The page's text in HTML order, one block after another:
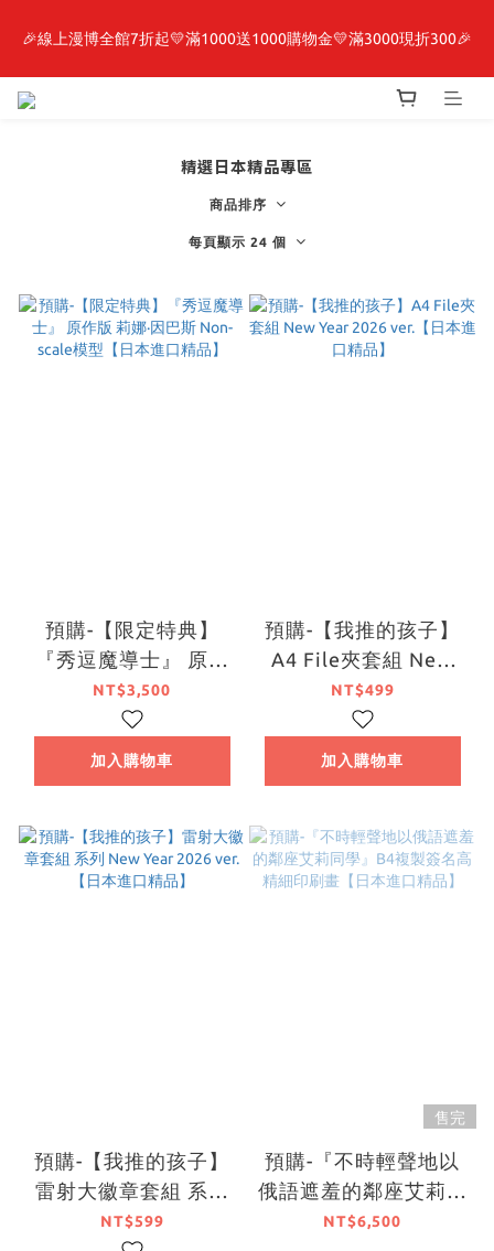
最新開賣🔥「全知讀者視角」 周邊商品
🎉線上漫博全館7折起💛滿1000送1000購物金💛滿3000現折300🎉
【抽籤堂】 影之強者、你又被殺了呢，偵探大人、約會大作戰、
精選日本精品專區
商品排序
每頁顯示 24 個
預購-【限定特典】
『秀逗魔導士』 原作
版 莉娜·因巴斯 Non-
scale模型【日本進口
精品】
NT$3,500
加入購物車
預購-【我推的孩子】
A4 File夾套組 New
Year 2026 ver.【日本
進口精品】
NT$499
加入購物車
預購-【我推的孩子】
雷射大徽章套組 系列
New Year 2026 ver.
NT$599
售完
預購-『不時輕聲地以
俄語遮羞的鄰座艾莉同
學』B4複製簽名高精
NT$6,500